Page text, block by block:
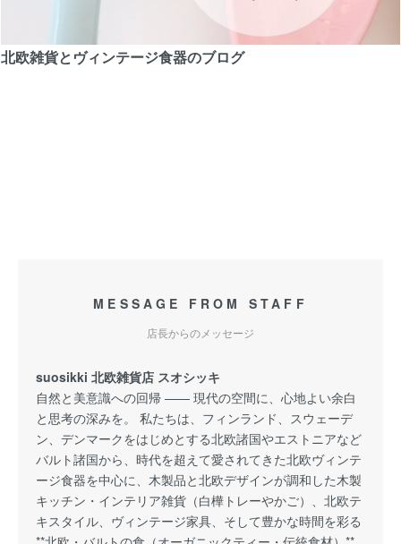
北欧雑貨とヴィンテージ食器のブログ
MESSAGE FROM STAFF
店長からのメッセージ
suosikki 北欧雑貨店 スオシッキ
自然と美意識への回帰 —— 現代の空間に、心地よい余白
と思考の深みを。 私たちは、フィンランド、スウェーデ
ン、デンマークをはじめとする北欧諸国やエストニアなど
バルト諸国から、時代を超えて愛されてきた北欧ヴィンテ
ージ食器を中心に、木製品と北欧デザインが調和した木製
キッチン・インテリア雑貨（白樺トレーやかご）、北欧テ
キスタイル、ヴィンテージ家具、そして豊かな時間を彩る